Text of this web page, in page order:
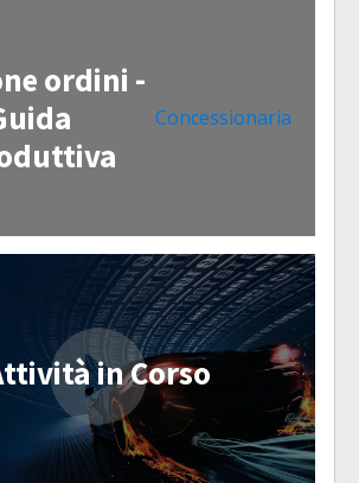
ordini -
Concessionaria
in Corso